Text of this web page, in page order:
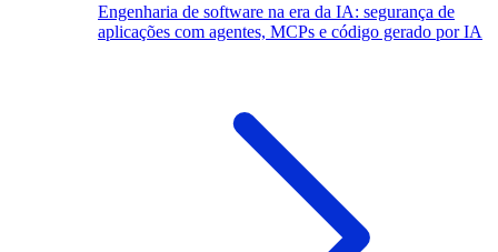
Engenharia de software na era da IA: segurança de
aplicações com agentes, MCPs e código gerado por IA